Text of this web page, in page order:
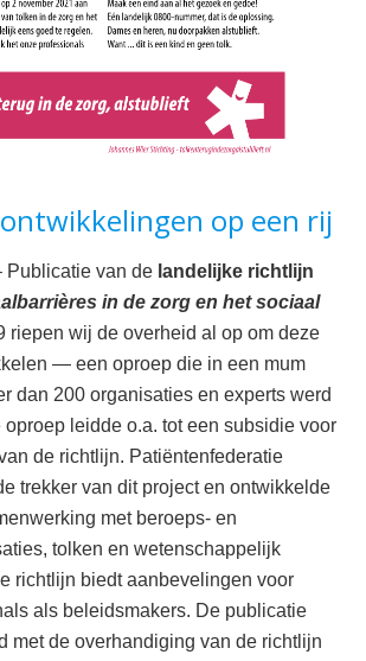
op een rij
Publicatie van de landelijke richtlijn
in de zorg en het sociaal
riepen wij de overheid al op om deze
— een oproep die in een mum
dan 200 organisaties en experts werd
leidde o.a. tot een subsidie voor
de richtlijn. Patiëntenfederatie
trekker van dit project en ontwikkelde
met beroeps- en
tolken en wetenschappelijk
richtlijn biedt aanbevelingen voor
als beleidsmakers. De publicatie
met de overhandiging van de richtlijn